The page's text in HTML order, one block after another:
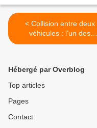
< Collision entre deux
véhicules : l’un des
conducteurs était sous
Hébergé par Overblog
Top articles
Pages
Contact